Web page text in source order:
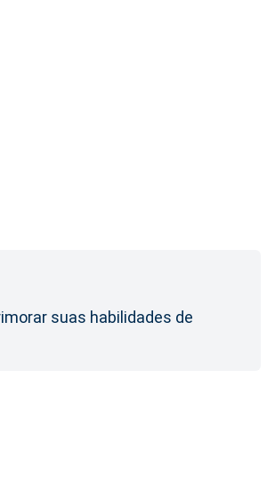
suas habilidades de